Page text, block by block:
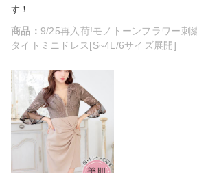
す！
商品： 9/25再入荷!モノトーンフラワー刺
タイトミニドレス[S~4L/6サイズ展開]